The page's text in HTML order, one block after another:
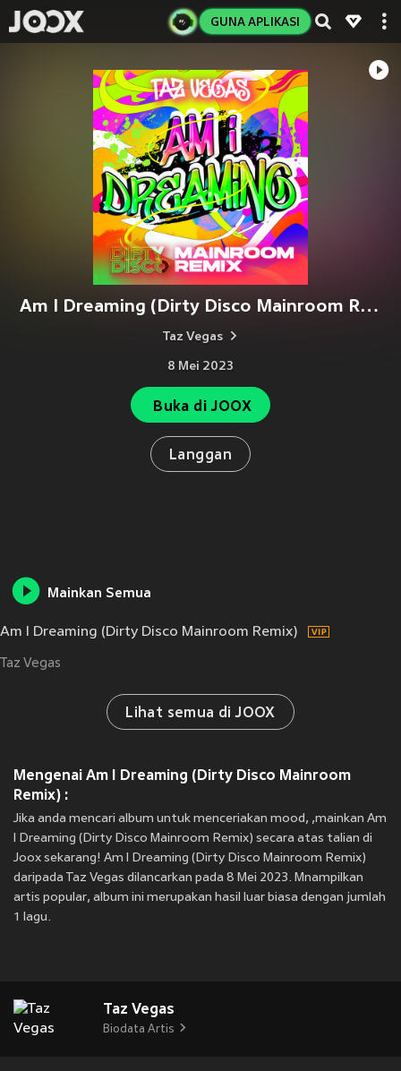
GUNA APLIKASI
Am I Dreaming (Dirty Disco Mainroom Remix)
Taz Vegas
8 Mei 2023
Buka di JOOX
Langgan
Mainkan Semua
Am I Dreaming (Dirty Disco Mainroom Remix)
Taz Vegas
Lihat semua di JOOX
Mengenai Am I Dreaming (Dirty Disco Mainroom
Remix) :
Jika anda mencari album untuk menceriakan mood, ,mainkan Am
I Dreaming (Dirty Disco Mainroom Remix) secara atas talian di
Joox sekarang! Am I Dreaming (Dirty Disco Mainroom Remix)
daripada Taz Vegas dilancarkan pada 8 Mei 2023. Mnampilkan
artis popular, album ini merupakan hasil luar biasa dengan jumlah
1 lagu.
Taz Vegas
Biodata Artis